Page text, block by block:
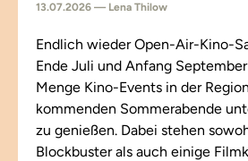
13.07.2026 — Lena Thilow
Endlich wieder Open-Air-Kino-
Ende Juli und Anfang
Menge Kino-Events in der
kommenden Sommerabende
zu genießen. Dabei stehen
Blockbuster als auch einige